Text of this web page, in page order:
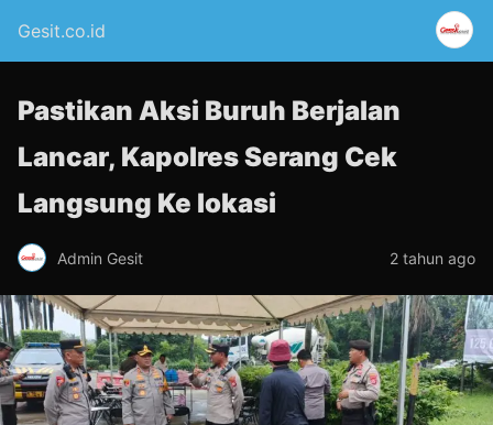
Gesit.co.id
Pastikan Aksi Buruh Berjalan
Lancar, Kapolres Serang Cek
Langsung Ke lokasi
Admin Gesit 2 tahun ago